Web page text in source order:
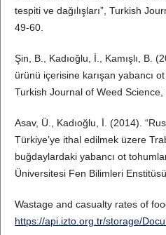
tespiti ve dağılışları”, Turkish
49-60.
Şin, B., Kadıoğlu, İ., Kamışlı, B.
ürünü içerisine karışan yabancı
Turkish Journal of Weed Science,
Asav, Ü., Kadıoğlu, İ. (2014).
Türkiye’ye ithal edilmek üzere
buğdaylardaki yabancı ot
Üniversitesi Fen Bilimleri
Wastage and casualty rates of
https://api.izto.org.tr/storage/